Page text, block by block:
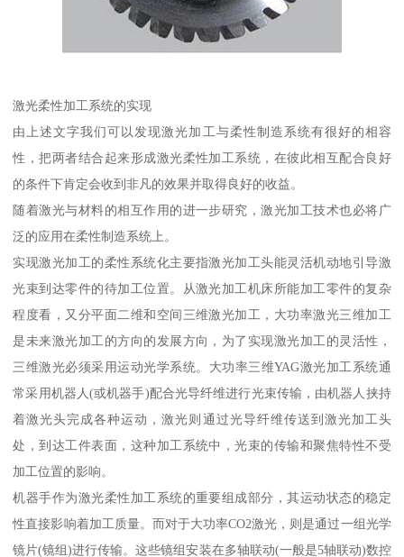
激光柔性加工系统的实现
由上述文字我们可以发现激光加工与柔性制造系统有很好的相容
性，把两者结合起来形成激光柔性加工系统，在彼此相互配合良好
的条件下肯定会收到非凡的效果并取得良好的收益。
随着激光与材料的相互作用的进一步研究，激光加工技术也必将广
泛的应用在柔性制造系统上。
实现激光加工的柔性系统化主要指激光加工头能灵活机动地引导激
光束到达零件的待加工位置。从激光加工机床所能加工零件的复杂
程度看，又分平面二维和空间三维激光加工，大功率激光三维加工
是未来激光加工的方向的发展方向，为了实现激光加工的灵活性，
三维激光必须采用运动光学系统。大功率三维YAG激光加工系统通
常采用机器人(或机器手)配合光导纤维进行光束传输，由机器人挟持
着激光头完成各种运动，激光则通过光导纤维传送到激光加工头
处，到达工件表面，这种加工系统中，光束的传输和聚焦特性不受
加工位置的影响。
机器手作为激光柔性加工系统的重要组成部分，其运动状态的稳定
性直接影响着加工质量。而对于大功率CO2激光，则是通过一组光学
镜片(镜组)进行传输。这些镜组安装在多轴联动(一般是5轴联动)数控